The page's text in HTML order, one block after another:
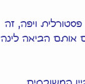
ויפה, זה
אותם הביאה לינה